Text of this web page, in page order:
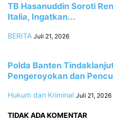
TB Hasanuddin Soroti
Italia, Ingatkan...
BERITA Juli 21, 2026
Polda Banten
Pengeroyokan dan
Hukum dan Kriminal Juli 21, 2026
TIDAK ADA KOMENTAR